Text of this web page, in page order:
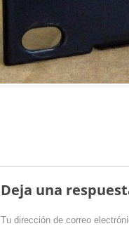
Deja una
Tu dirección de correo